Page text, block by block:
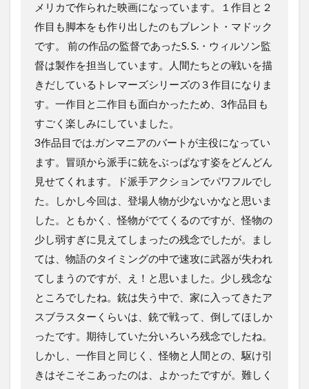
メリカで作られた映画になっています。１作目と２
作目も脚本をも作り出したのもブレント・マドック
です。 前の作品の監督であったS. S.・ウィルソン監
督は製作を担当しています。人間たちとの戦いを描
きだしているトレマーズシリーズの３作目になりま
す。一作目と二作目も面白かったため、3作品目も
すごく楽しみにしていました。
3作品目では.ガンマニアのバートが主役になってい
ます。冒頭から派手に銃をぶっぱなす姿をどんどん
見せてくれます。ド派手アクションでパワフルでし
た。しかし今回は、登場人物が少ないかなと思いま
した。ともかく、怪物がでてくるのですが、怪物の
少し弱すぎに見えてしまったの残念でしたが。まし
ては、物語のタイミングの中で速攻に武器が失われ
てしまうのですが、え！と思いました。少し残念な
ところでしたね。銃は失う中で、家に入ってきたア
スブラスターくらいは、銃で戦って、倒してほしか
ったです。期待していた分いろいろ残念でしたね。
しかし、一作目と同じく、怪物と人間との、駆け引
きはそこそこあったのは、よかったですが。難しく